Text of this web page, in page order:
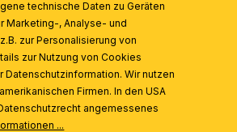
technische Daten zu Geräten
Marketing-, Analyse- und
zur Personalisierung von
zur Nutzung von Cookies
Datenschutzinformation. Wir nutzen
Firmen. In den USA
angemessenes
...